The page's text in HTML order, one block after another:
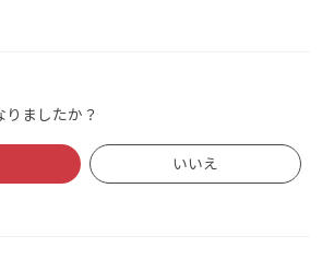
りましたか？
いいえ